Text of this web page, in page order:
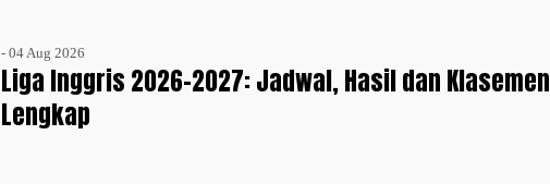
- 04 Aug 2026
Liga Inggris 2026-2027: Jadwal, Hasil dan Klasemen
Lengkap